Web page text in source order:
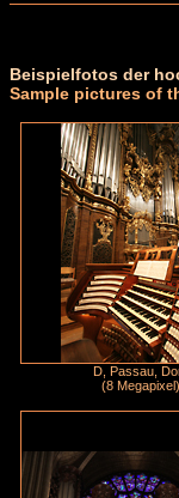
Beispielfotos der
Sample pictures of
D, Passau,
(8 Megapixel)